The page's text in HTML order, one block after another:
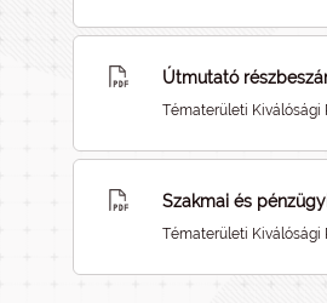
Útmutató
Tématerületi Kiválósági
Szakmai és
Tématerületi Kiválósági